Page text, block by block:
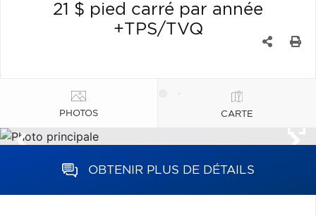
21 $ pied carré par année
+TPS/TVQ
PHOTOS CARTE
OBTENIR PLUS DE DÉTAILS